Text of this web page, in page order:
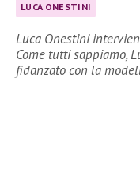
LUCA ONESTINI
Luca Onestini
Come tutti sappiamo,
fidanzato con la